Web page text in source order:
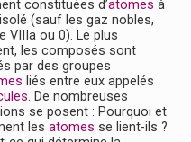
constituées d’atomes à
isolé (sauf les gaz nobles,
VIIIa ou 0). Le plus
les composés sont
par des groupes
liés entre eux appelés
. De nombreuses
se posent : Pourquoi et
les atomes se lient-ils ?